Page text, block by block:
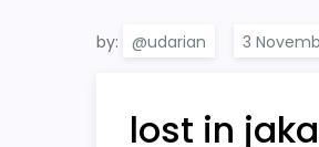
by: @udarian
lost in